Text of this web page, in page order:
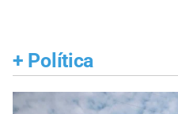
+ Política